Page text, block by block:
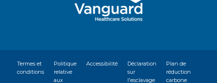
Termes et
conditions
Politique
relative
aux
Accessibilité
Déclaration
sur
l'esclavage
Plan de
réduction
carbone